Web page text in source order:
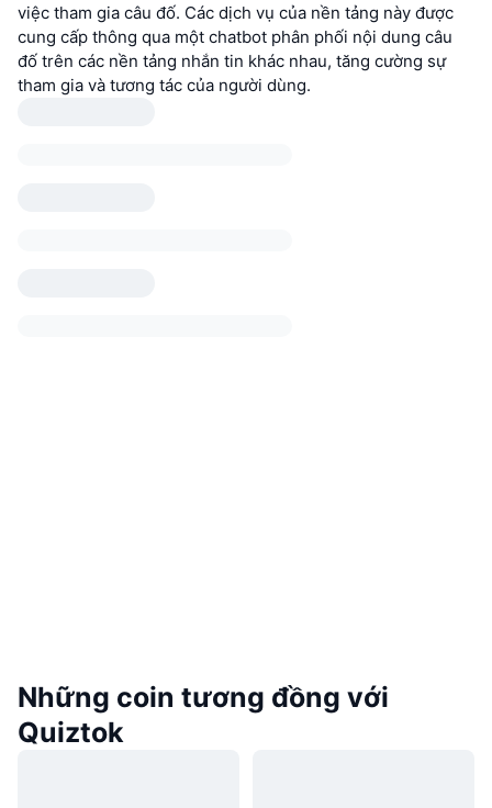
việc tham gia câu đố. Các dịch vụ của nền tảng này được
cung cấp thông qua một chatbot phân phối nội dung câu
đố trên các nền tảng nhắn tin khác nhau, tăng cường sự
tham gia và tương tác của người dùng.
Những coin tương đồng với
Quiztok